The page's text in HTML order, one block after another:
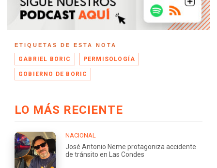
ETIQUETAS DE ESTA NOTA
GABRIEL BORIC PERMISOLOGÍA
GOBIERNO DE BORIC
LO MÁS RECIENTE
NACIONAL
José Antonio Neme protagoniza accidente
de tránsito en Las Condes